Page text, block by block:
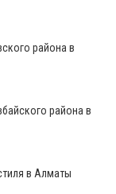
района в
района в
в Алматы